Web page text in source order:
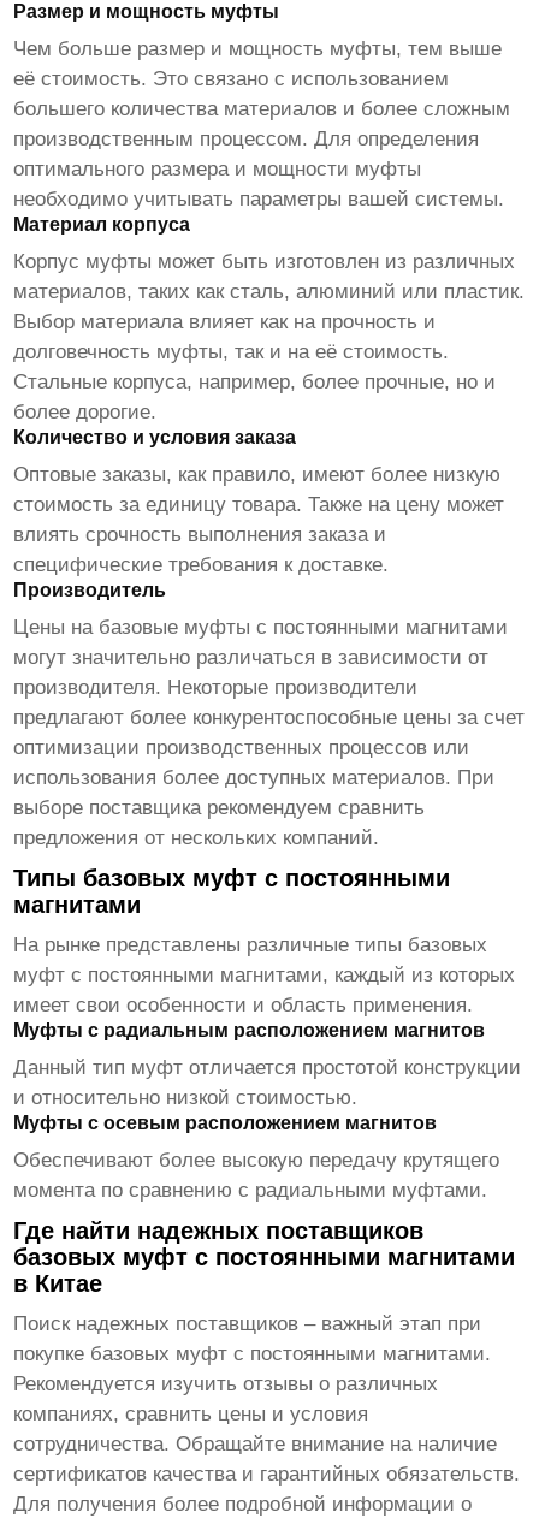
Размер и мощность муфты
Чем больше размер и мощность муфты, тем выше
её стоимость. Это связано с использованием
большего количества материалов и более сложным
производственным процессом. Для определения
оптимального размера и мощности муфты
необходимо учитывать параметры вашей системы.
Материал корпуса
Корпус муфты может быть изготовлен из различных
материалов, таких как сталь, алюминий или пластик.
Выбор материала влияет как на прочность и
долговечность муфты, так и на её стоимость.
Стальные корпуса, например, более прочные, но и
более дорогие.
Количество и условия заказа
Оптовые заказы, как правило, имеют более низкую
стоимость за единицу товара. Также на цену может
влиять срочность выполнения заказа и
специфические требования к доставке.
Производитель
Цены на базовые муфты с постоянными магнитами
могут значительно различаться в зависимости от
производителя. Некоторые производители
предлагают более конкурентоспособные цены за счет
оптимизации производственных процессов или
использования более доступных материалов. При
выборе поставщика рекомендуем сравнить
предложения от нескольких компаний.
Типы базовых муфт с постоянными
магнитами
На рынке представлены различные типы базовых
муфт с постоянными магнитами, каждый из которых
имеет свои особенности и область применения.
Муфты с радиальным расположением магнитов
Данный тип муфт отличается простотой конструкции
и относительно низкой стоимостью.
Муфты с осевым расположением магнитов
Обеспечивают более высокую передачу крутящего
момента по сравнению с радиальными муфтами.
Где найти надежных поставщиков
базовых муфт с постоянными магнитами
в Китае
Поиск надежных поставщиков – важный этап при
покупке базовых муфт с постоянными магнитами.
Рекомендуется изучить отзывы о различных
компаниях, сравнить цены и условия
сотрудничества. Обращайте внимание на наличие
сертификатов качества и гарантийных обязательств.
Для получения более подробной информации о